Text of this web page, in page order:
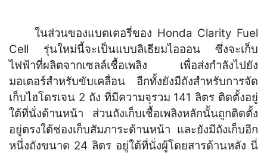
ในส่วนของแบตเตอรี่ของ Honda Clarity Fuel
Cell รุ่นใหม่นี้จะเป็นแบบลิเธียมไอออน ซึ่งจะเก็บ
ไฟฟ้าที่ผลิตจากเซลล์เชื้อเพลิง เพื่อส่งกำลังไปยัง
มอเตอร์สำหรับขับเคลื่อน อีกทั้งยังมีถังสำหรับการจัด
เก็บไฮโดรเจน 2 ถัง ที่มีความจุรวม 141 ลิตร ติดตั้งอยู่
ใต้ที่นั่งด้านหน้า ส่วนถังเก็บเชื้อเพลิงหลักนั้นถูกติดตั้ง
อยู่ตรงใต้ช่องเก็บสัมภาระด้านหน้า และยังมีถังเก็บอีก
หนึ่งถังขนาด 24 ลิตร อยู่ใต้ที่นั่งผู้โดยสารด้านหลัง นี่